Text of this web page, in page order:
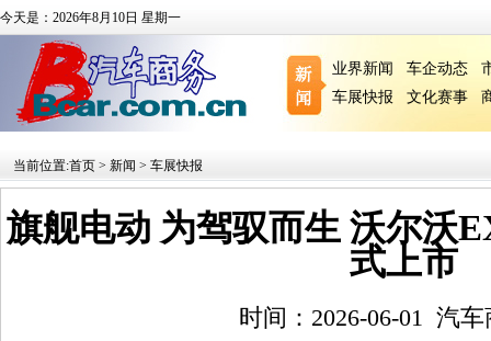
今天是：2026年8月10日 星期一
业界新闻 车企动态
车展快报
文化赛事
当前位置:首页 > 新闻 > 车展快报
旗舰电动 为驾驭而生 沃尔沃
式上市
时间：2026-06-01 汽车